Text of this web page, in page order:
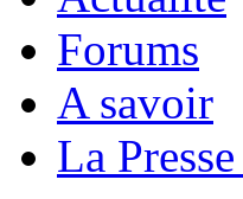
Forums
A savoir
La